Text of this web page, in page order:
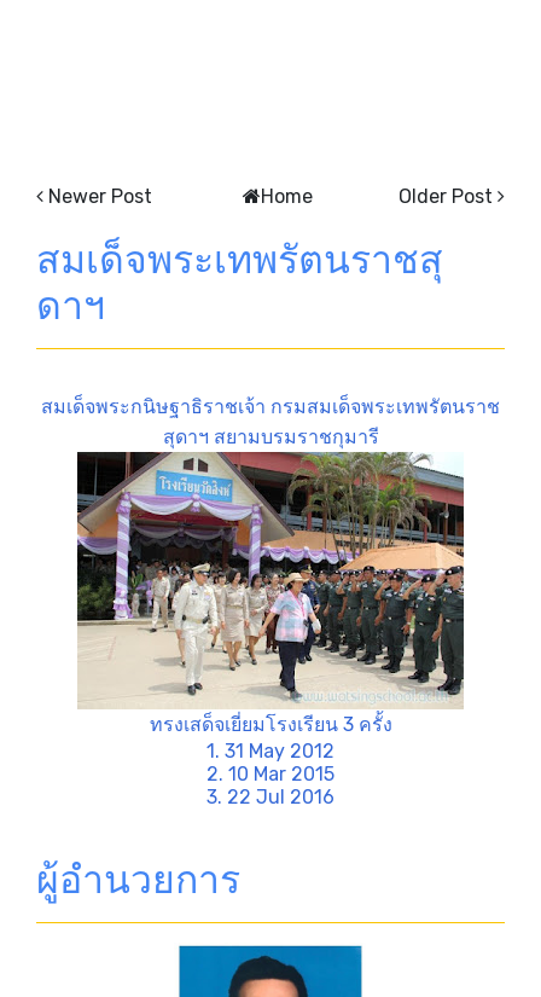
Newer Post Older Post
Home
สมเด็จพระเทพรัตนราชสุ
ดาฯ
สมเด็จพระกนิษฐาธิราชเจ้า กรมสมเด็จพระเทพรัตนราช
สุดาฯ สยามบรมราชกุมารี
ทรงเสด็จเยี่ยมโรงเรียน 3 ครั้ง
1. 31 May 2012
2. 10 Mar 2015
3. 22 Jul 2016
ผู้อำนวยการ